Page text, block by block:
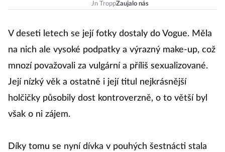
Jn TroppZaujalo nás
V deseti letech se její fotky dostaly do Vogue. Měla
na nich ale vysoké podpatky a výrazný make-up, což
mnozí považovali za vulgární a příliš sexualizované.
Její nízký věk a ostatně i její titul nejkrásnější
holčičky působily dost kontroverzně, o to větší byl
však o ni zájem.
Díky tomu se nyní dívka v pouhých šestnácti stala